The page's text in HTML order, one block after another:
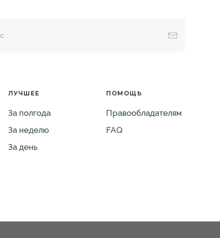
ЛУЧШЕЕ
За полгода
За неделю
За день
ПОМОЩЬ
Правообладателям
FAQ